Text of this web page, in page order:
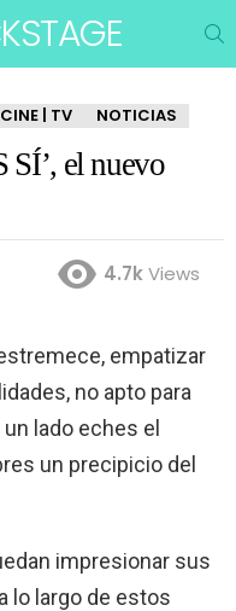
| TV NOTICIAS
SÍ’, el nuevo
4.7kViews
empatizar
no apto para
lado eches el
un precipicio del
impresionar sus
lo largo de estos